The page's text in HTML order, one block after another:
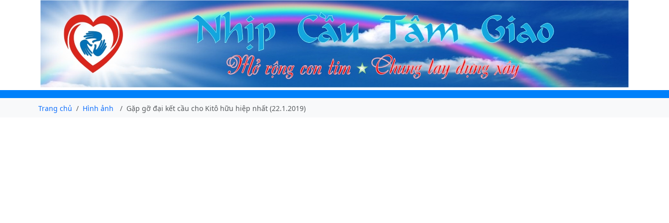
Trang chủ Hình ảnh Gặp gỡ đại kết cầu cho Kitô hữu hiệp nhất (22.1.2019)